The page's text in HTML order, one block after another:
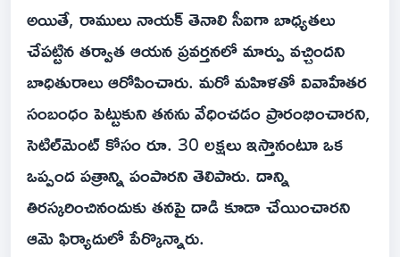
అయితే, రాములు నాయక్ తెనాలి సీఐగా బాధ్యతలు
చేపట్టిన తర్వాత ఆయన ప్రవర్తనలో మార్పు వచ్చిందని
బాధితురాలు ఆరోపించారు. మరో మహిళతో వివాహేతర
సంబంధం పెట్టుకుని తనను వేధించడం ప్రారంభించారని,
సెటిల్‌మెంట్ కోసం రూ. 30 లక్షలు ఇస్తానంటూ ఒక
ఒప్పంద పత్రాన్ని పంపారని తెలిపారు. దాన్ని
తిరస్కరించినందుకు తనపై దాడి కూడా చేయించారని
ఆమె ఫిర్యాదులో పేర్కొన్నారు.